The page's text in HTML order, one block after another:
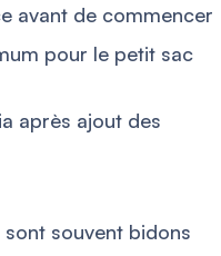
avant de commencer
pour le petit sac
après ajout des
souvent bidons